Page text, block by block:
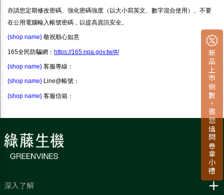
亦請您定期修改密碼、強化密碼強度（以大小寫英文、數字混合使用）、不要
在公用電腦輸入帳號密碼，以提高資訊安全。
{shop name} 敬祝順心如意
165全民防騙網： https://165.npa.gov.tw/#/
{shop name} 客服專線：
{shop name} Line@帳號：
{shop name} 客服信箱： 新品上市倒數，邀您填問卷拿小禮
深入了解